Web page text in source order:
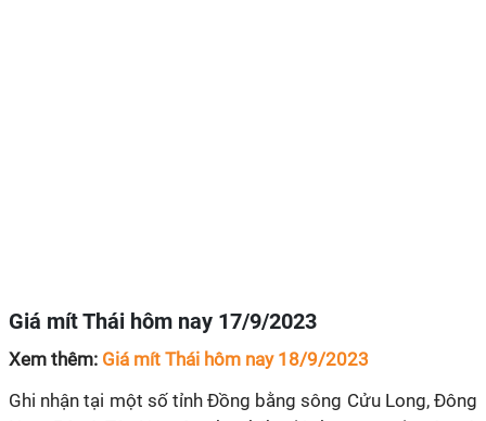
Giá mít Thái hôm nay 17/9/2023
Xem thêm: Giá mít Thái hôm nay 18/9/2023
Ghi nhận tại một số tỉnh Đồng bằng sông Cửu Long, Đông